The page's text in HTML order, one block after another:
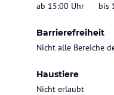
ab 15:00 Uhr
bis
Barrierefreiheit
Nicht alle Bereiche
Haustiere
Nicht erlaubt